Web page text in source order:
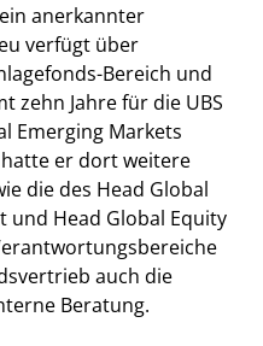
anerkannter
verfügt über
Bereich und
zehn Jahre für die UBS
Emerging Markets
er dort weitere
die des Head Global
und Head Global Equity
auch die
Beratung.